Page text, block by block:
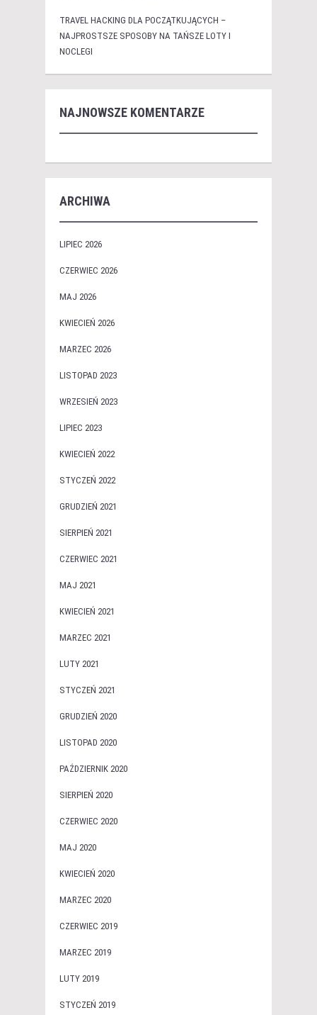
TRAVEL HACKING DLA POCZĄTKUJĄCYCH –
NAJPROSTSZE SPOSOBY NA TAŃSZE LOTY I
NOCLEGI
NAJNOWSZE KOMENTARZE
ARCHIWA
LIPIEC 2026
CZERWIEC 2026
MAJ 2026
KWIECIEŃ 2026
MARZEC 2026
LISTOPAD 2023
WRZESIEŃ 2023
LIPIEC 2023
KWIECIEŃ 2022
STYCZEŃ 2022
GRUDZIEŃ 2021
SIERPIEŃ 2021
CZERWIEC 2021
MAJ 2021
KWIECIEŃ 2021
MARZEC 2021
LUTY 2021
STYCZEŃ 2021
GRUDZIEŃ 2020
LISTOPAD 2020
PAŹDZIERNIK 2020
SIERPIEŃ 2020
CZERWIEC 2020
MAJ 2020
KWIECIEŃ 2020
MARZEC 2020
CZERWIEC 2019
MARZEC 2019
LUTY 2019
STYCZEŃ 2019